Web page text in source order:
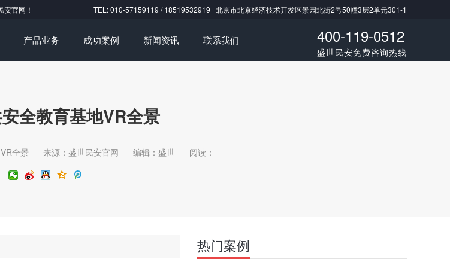
官网！ TEL: 010-57159119 / 18519532919 | 北京市北京经济技术开发区景园北街2号50幢3层2单元301-1
产品业务 成功案例 新闻资讯 联系我们 400-119-0512
盛世民安免费咨询热线
全教育基地VR全景
全景 来源：盛世民安官网 编辑：盛世 阅读：
热门案例